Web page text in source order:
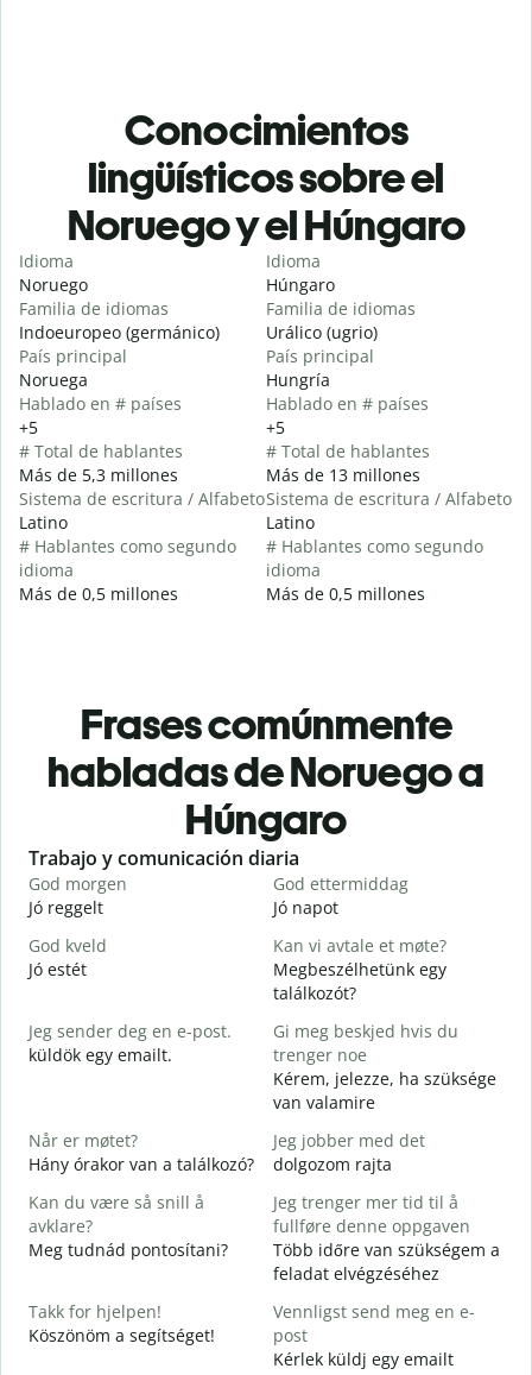
Conocimientos
lingüísticos sobre el
Noruego y el Húngaro
Idioma
Noruego
Familia de idiomas
Indoeuropeo (germánico)
País principal
Noruega
Hablado en # países
+5
# Total de hablantes
Más de 5,3 millones
Sistema de escritura / Alfabeto
Latino
# Hablantes como segundo
idioma
Más de 0,5 millones
Idioma
Húngaro
Familia de idiomas
Urálico (ugrio)
País principal
Hungría
Hablado en # países
+5
# Total de hablantes
Más de 13 millones
Sistema de escritura / Alfabeto
Latino
# Hablantes como segundo
idioma
Más de 0,5 millones
Frases comúnmente
habladas de Noruego a
Húngaro
Slide 1 of 6
Trabajo y comunicación diaria
God morgen
Jó reggelt
God ettermiddag
Jó napot
God kveld
Jó estét
Kan vi avtale et møte?
Megbeszélhetünk egy
találkozót?
Jeg sender deg en e-post.
küldök egy emailt.
Gi meg beskjed hvis du
trenger noe
Kérem, jelezze, ha szüksége
van valamire
Når er møtet?
Hány órakor van a találkozó?
Jeg jobber med det
dolgozom rajta
Kan du være så snill å
avklare?
Meg tudnád pontosítani?
Jeg trenger mer tid til å
fullføre denne oppgaven
Több időre van szükségem a
feladat elvégzéséhez
Takk for hjelpen!
Köszönöm a segítséget!
Vennligst send meg en e-
post
Kérlek küldj egy emailt